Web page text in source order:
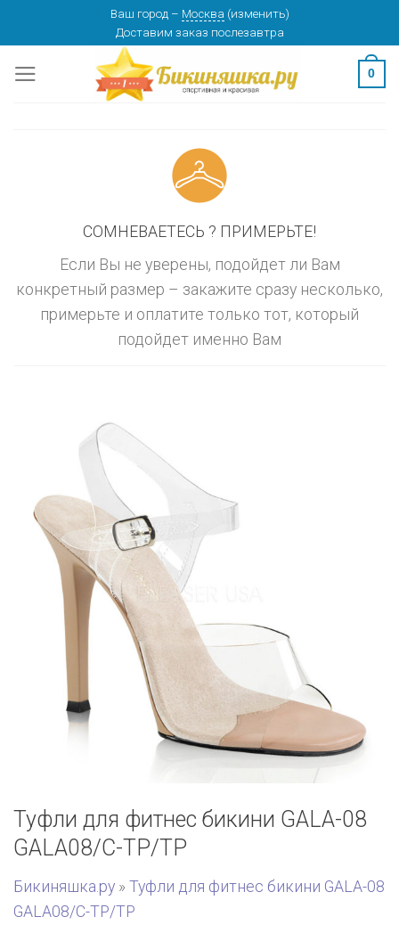
content
Ваш город – Москва (изменить)
Доставим заказ послезавтра
0
СОМНЕВАЕТЕСЬ ? ПРИМЕРЬТЕ!
Если Вы не уверены, подойдет ли Вам
конкретный размер – закажите сразу несколько,
примерьте и оплатите только тот, который
подойдет именно Вам
Туфли для фитнес бикини GALA-08
GALA08/C-TP/TP
Бикиняшка.ру » Туфли для фитнес бикини GALA-08
GALA08/C-TP/TP
изменить